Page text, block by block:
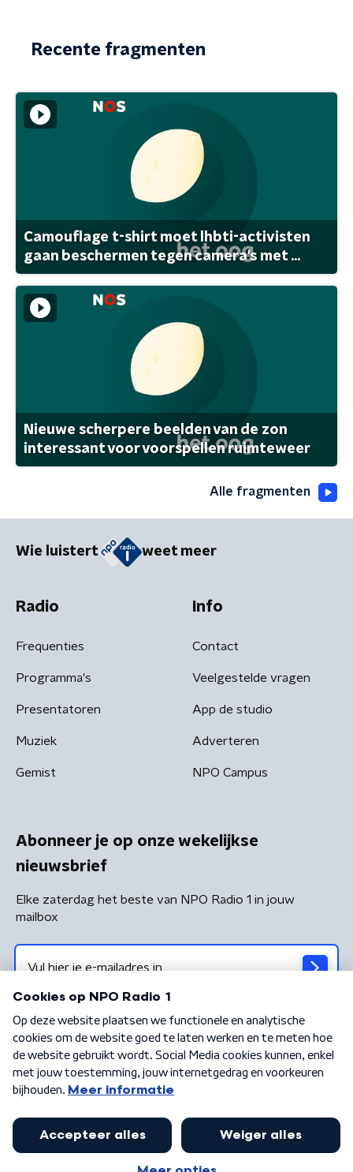
Recente fragmenten
Camouflage t-shirt moet lhbti-activisten
gaan beschermen tegen camera's met ...
Nieuwe scherpere beelden van de zon
interessant voor voorspellen ruimteweer
Alle fragmenten
Wie luistert weet meer
Radio
Frequenties
Programma's
Presentatoren
Muziek
Gemist
Info
Contact
Veelgestelde vragen
App de studio
Adverteren
NPO Campus
Abonneer je op onze wekelijkse
nieuwsbrief
Elke zaterdag het beste van NPO Radio 1 in jouw
mailbox
Algemene voorwaarden